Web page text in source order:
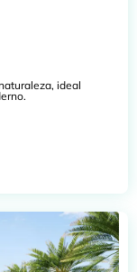
ideal